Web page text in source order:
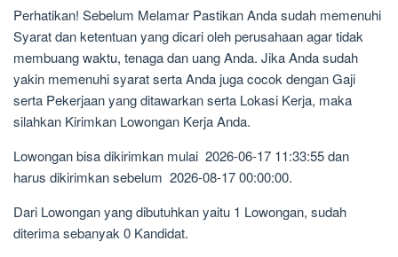
Perhatikan! Sebelum Melamar Pastikan Anda sudah memenuhi
Syarat dan ketentuan yang dicari oleh perusahaan agar tidak
membuang waktu, tenaga dan uang Anda. Jika Anda sudah
yakin memenuhi syarat serta Anda juga cocok dengan Gaji
serta Pekerjaan yang ditawarkan serta Lokasi Kerja, maka
silahkan Kirimkan Lowongan Kerja Anda.
Lowongan bisa dikirimkan mulai 2026-06-17 11:33:55 dan
harus dikirimkan sebelum 2026-08-17 00:00:00.
Dari Lowongan yang dibutuhkan yaitu 1 Lowongan, sudah
diterima sebanyak 0 Kandidat.